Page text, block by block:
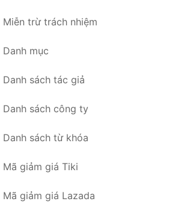
Miễn trừ trách nhiệm
Danh mục
Danh sách tác giả
Danh sách công ty
Danh sách từ khóa
Mã giảm giá Tiki
Mã giảm giá Lazada